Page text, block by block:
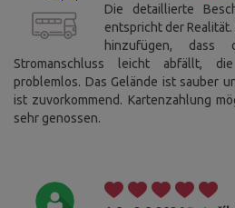
Die detaillierte
entspricht der
hinzufügen,
Stromanschluss leicht abfällt,
problemlos. Das Gelände ist sauber
ist zuvorkommend. Kartenzahlung
sehr genossen.
Cookies. Sie wissen, was zu